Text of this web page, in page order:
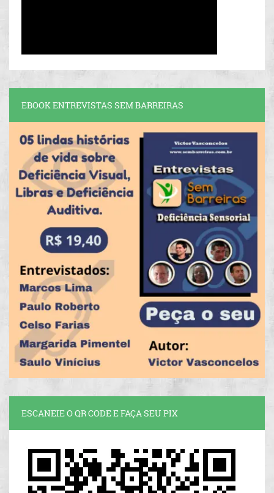
EBOOK ENTREVISTAS SEM BARREIRAS
ESCANEIE O QR CODE E FAÇA SEU PIX